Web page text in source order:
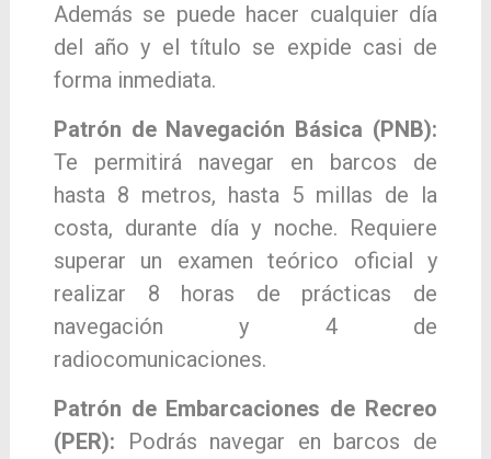
Además se puede hacer cualquier día
del año y el título se expide casi de
forma inmediata.
Patrón de Navegación Básica (PNB):
Te permitirá navegar en barcos de
hasta 8 metros, hasta 5 millas de la
costa, durante día y noche. Requiere
superar un examen teórico oficial y
realizar 8 horas de prácticas de
navegación y 4 de
radiocomunicaciones.
Patrón de Embarcaciones de Recreo
(PER): Podrás navegar en barcos de